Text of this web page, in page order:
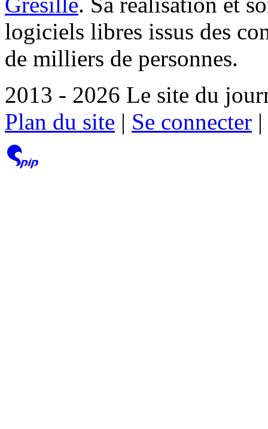
logiciels libres issus des
de milliers de personnes.
2013 - 2026 Le site du
Plan du site | Se connecter |